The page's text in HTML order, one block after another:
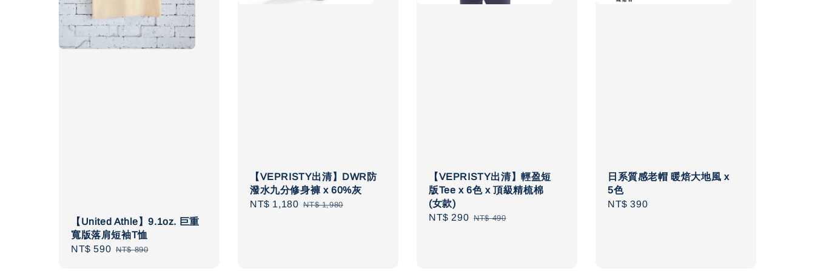
【United Athle】9.1oz. 巨重
寬版落肩短袖T恤
Sale
NT$ 590 Regular
NT$ 890
【VEPRISTY出清】DWR防
潑水九分修身褲 x 60%灰
Sale
NT$ 1,180 Regular
NT$ 1,980
【VEPRISTY出清】輕盈短
版Tee x 6色 x 頂級精梳棉
(女款)
Sale
NT$ 290 Regular
NT$ 490
日系質感老帽 暖焙大地風 x
5色
Regular
NT$ 390